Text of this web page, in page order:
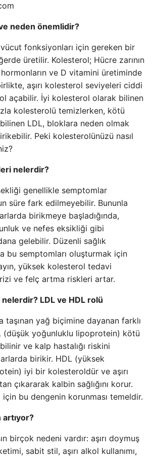
neden önemlidir?
fonksiyonları için gereken bir
üretilir. Kolesterol; Hücre zarının
ve D vitamini üretiminde
aşırı kolesterol seviyeleri ciddi
açabilir. İyi kolesterol olarak bilinen
kolesterolü temizlerken, kötü
LDL, bloklara neden olmak
Peki kolesterolünüzü nasıl
nelerdir?
genellikle semptomlar
süre fark edilmeyebilir. Bununla
birikmeye başladığında,
ve nefes eksikliği gibi
gelebilir. Düzenli sağlık
bu semptomları oluşturmak için
yüksek kolesterol tedavi
ve felç artma riskleri artar.
LDL ve HDL rolü
taşınan yağ biçimine dayanan farklı
(düşük yoğunluklu lipoprotein) kötü
ve kalp hastalığı riskini
birikir. HDL (yüksek
iyi bir kolesteroldür ve aşırı
çıkararak kalbin sağlığını korur.
için bu dengenin korunması temeldir.
birçok nedeni vardır: aşırı doymuş
sabit stil, aşırı alkol kullanımı,